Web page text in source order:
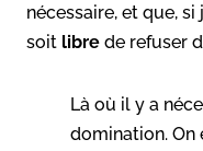
nécessaire, et que, si
soit libre de refuser
Là où il y a
domination. On